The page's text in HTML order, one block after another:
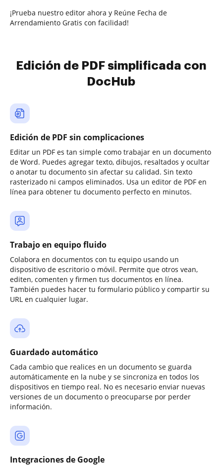
¡Prueba nuestro editor ahora y Reúne Fecha de
Arrendamiento Gratis con facilidad!
Edición de PDF simplificada con
DocHub
Edición de PDF sin complicaciones
Editar un PDF es tan simple como trabajar en un documento
de Word. Puedes agregar texto, dibujos, resaltados y ocultar
o anotar tu documento sin afectar su calidad. Sin texto
rasterizado ni campos eliminados. Usa un editor de PDF en
línea para obtener tu documento perfecto en minutos.
Trabajo en equipo fluido
Colabora en documentos con tu equipo usando un
dispositivo de escritorio o móvil. Permite que otros vean,
editen, comenten y firmen tus documentos en línea.
También puedes hacer tu formulario público y compartir su
URL en cualquier lugar.
Guardado automático
Cada cambio que realices en un documento se guarda
automáticamente en la nube y se sincroniza en todos los
dispositivos en tiempo real. No es necesario enviar nuevas
versiones de un documento o preocuparse por perder
información.
Integraciones de Google